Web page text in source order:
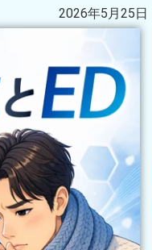
2026年5月25日